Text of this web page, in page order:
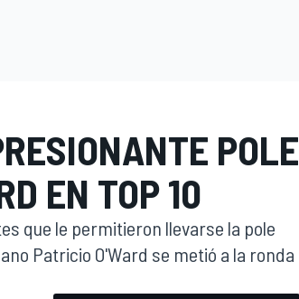
POLE
EN TOP 10
que le permitieron llevarse la pole
Patricio O'Ward se metió a la ronda